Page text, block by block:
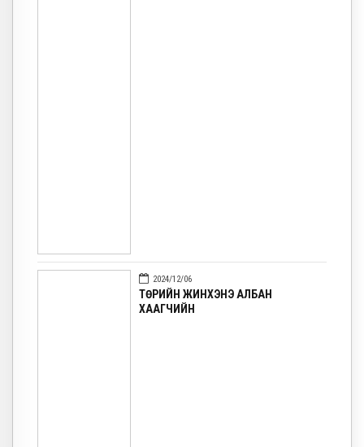
2024/12/06
ТӨРИЙН ЖИНХЭНЭ АЛБАН
ХААГЧИЙН